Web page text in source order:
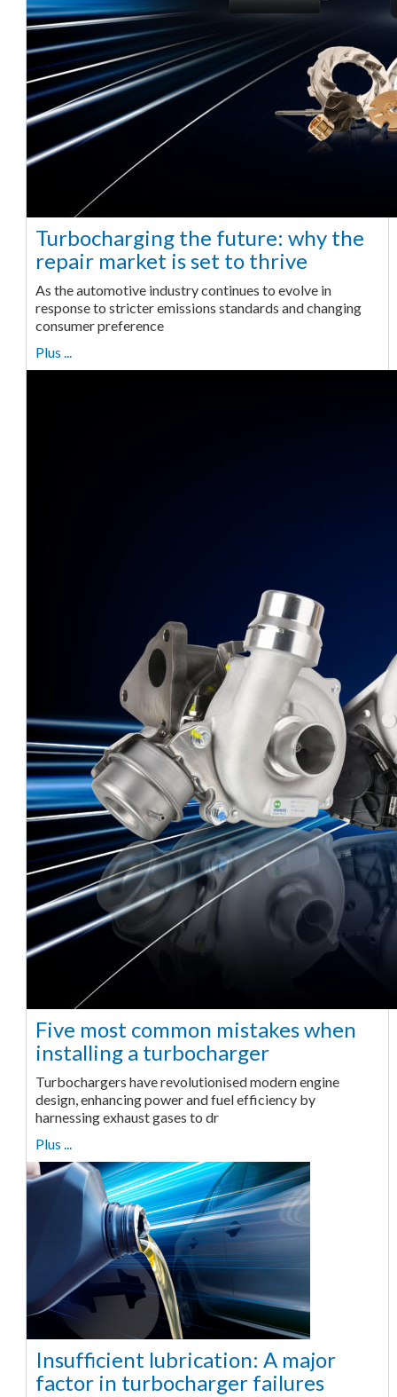
Turbocharging the future: why the
repair market is set to thrive
As the automotive industry continues to evolve in
response to stricter emissions standards and changing
consumer preference
Plus ...
Five most common mistakes when
installing a turbocharger
Turbochargers have revolutionised modern engine
design, enhancing power and fuel efficiency by
harnessing exhaust gases to dr
Plus ...
Insufficient lubrication: A major
factor in turbocharger failures